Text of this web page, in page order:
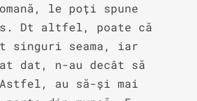
le poți spune
Dt altfel, poate că
singuri seama, iar
dat, n-au decât să
au să-și mai